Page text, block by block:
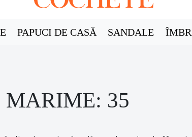
PAPUCI DE CASĂ SANDALE
MARIME: 35